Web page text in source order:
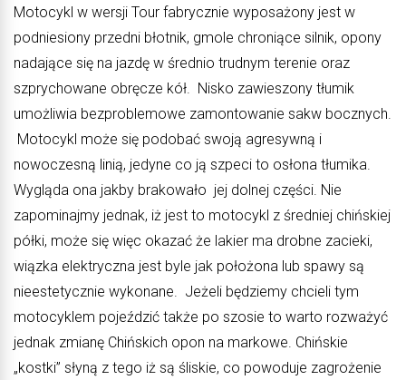
Motocykl w wersji Tour fabrycznie wyposażony jest w
podniesiony przedni błotnik, gmole chroniące silnik, opony
nadające się na jazdę w średnio trudnym terenie oraz
szprychowane obręcze kół. Nisko zawieszony tłumik
umożliwia bezproblemowe zamontowanie sakw bocznych.
Motocykl może się podobać swoją agresywną i
nowoczesną linią, jedyne co ją szpeci to osłona tłumika.
Wygląda ona jakby brakowało jej dolnej części. Nie
zapominajmy jednak, iż jest to motocykl z średniej chińskiej
półki, może się więc okazać że lakier ma drobne zacieki,
wiązka elektryczna jest byle jak położona lub spawy są
nieestetycznie wykonane. Jeżeli będziemy chcieli tym
motocyklem pojeździć także po szosie to warto rozważyć
jednak zmianę Chińskich opon na markowe. Chińskie
„kostki” słyną z tego iż są śliskie, co powoduje zagrożenie